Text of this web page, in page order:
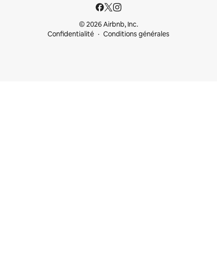
© 2026 Airbnb, Inc.
Confidentialité
Conditions générales